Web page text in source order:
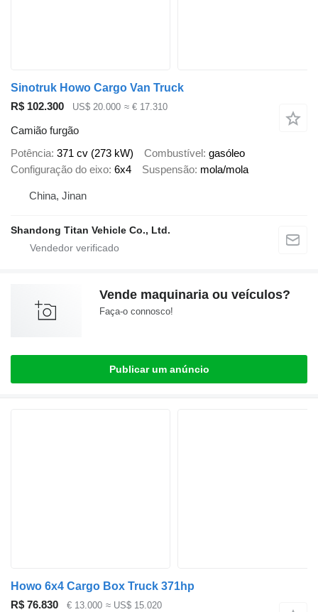
Sinotruk Howo Cargo Van Truck
R$ 102.300
US$ 20.000 ≈ € 17.310
Camião furgão
Potência 371 cv (273 kW) Combustível gasóleo
Configuração do eixo 6x4 Suspensão mola/mola
China, Jinan
Shandong Titan Vehicle Co., Ltd.
Vende maquinaria ou veículos?
Faça-o connosco!
Publicar um anúncio
Howo 6x4 Cargo Box Truck 371hp
R$ 76.830
€ 13.000 ≈ US$ 15.020